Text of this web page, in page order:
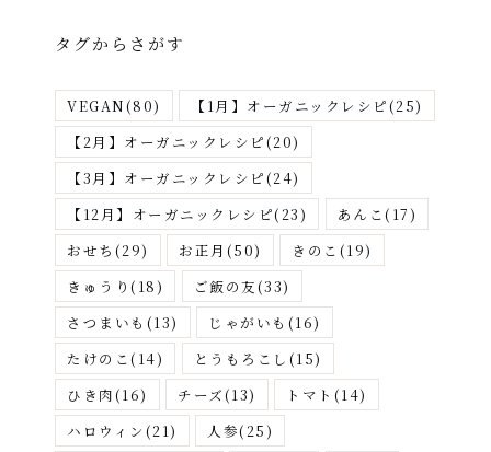
ー
ら
が
す
タグからさがす
VEGAN(80) 【1月】オーガニックレシピ(25)
【2月】オーガニックレシピ(20)
【3月】オーガニックレシピ(24)
【12月】オーガニックレシピ(23) あんこ(17)
おせち (29) お正月 (50) きのこ (19)
きゅうり (18) ご飯の友(33)
さつまいも (13) じゃがいも (16)
たけのこ(14) とうもろこし (15)
ひき肉(16) チーズ(13) トマト (14)
ハロウィン(21) 人参(25)